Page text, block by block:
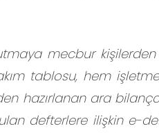
mecbur
tablosu, hem
hazırlanan ara
defterlere ilişkin e-